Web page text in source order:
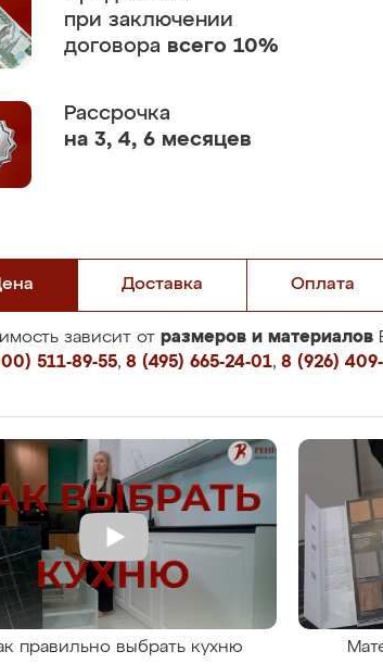
при заключении
договора всего 10%
Рассрочка
на 3, 4, 6 месяцев
Доставка Оплата
зависит от размеров и материалов
511-89-55, 8 (495) 665-24-01, 8 (926)
правильно выбрать кухню